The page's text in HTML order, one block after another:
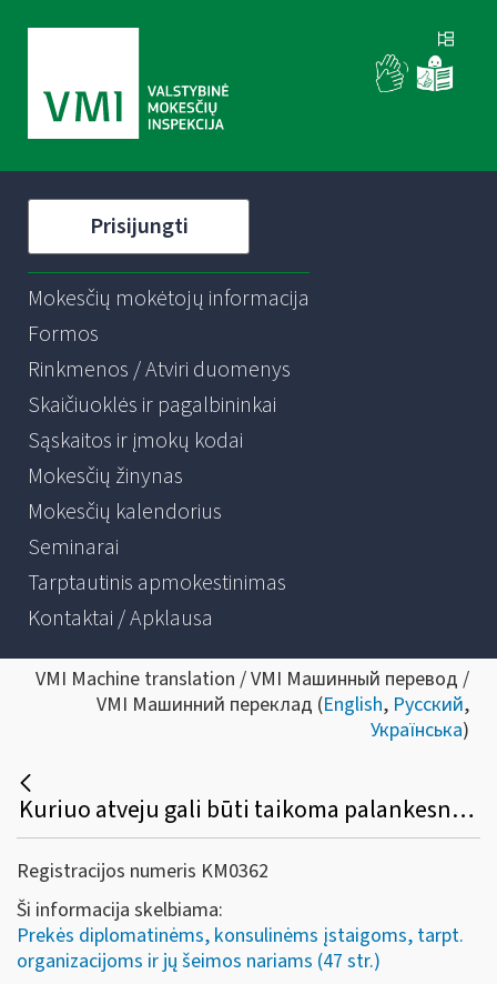
Prisijungti
Mokesčių mokėtojų informacija
Formos
Rinkmenos / Atviri duomenys
Skaičiuoklės ir pagalbininkai
Sąskaitos ir įmokų kodai
Mokesčių žinynas
Mokesčių kalendorius
Seminarai
Tarptautinis apmokestinimas
Kontaktai / Apklausa
VMI Machine translation / VMI Машинный перевод /
VMI Машинний переклад (English, Русский,
Українська)
Kuriuo atveju gali būti taikoma palankesnė ar nepalankesnė PVM grąžinimo tvarka?
Registracijos numeris KM0362
Ši informacija skelbiama:
Prekės diplomatinėms, konsulinėms įstaigoms, tarpt.
organizacijoms ir jų šeimos nariams (47 str.)